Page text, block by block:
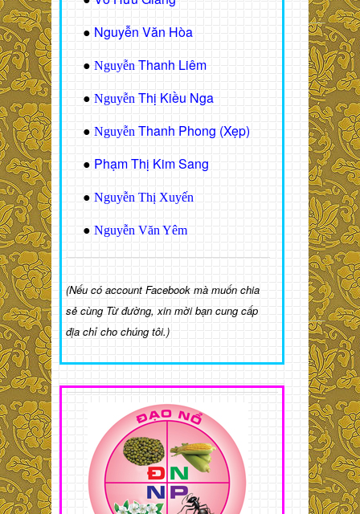
● Nguyễn Văn Hòa
● Nguyễn Thanh Liêm
● Nguyễn Thị Kiều Nga
● Nguyễn Thanh Phong (Xẹp)
● Phạm Thị Kim Sang
● Nguyễn Thị Xuyến
● Nguyễn Văn Yêm
(Nếu có account Facebook mà muốn chia
sẻ cùng Từ đường, xin mời bạn cung cấp
địa chỉ cho chúng tôi.)